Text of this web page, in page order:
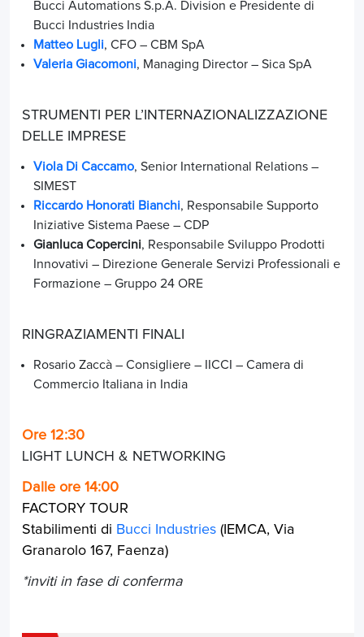
Bucci Automations S.p.A. Division e Presidente di
Bucci Industries India
Matteo Lugli, CFO – CBM SpA
Valeria Giacomoni, Managing Director – Sica SpA
STRUMENTI PER L’INTERNAZIONALIZZAZIONE
DELLE IMPRESE
Viola Di Caccamo, Senior International Relations –
SIMEST
Riccardo Honorati Bianchi, Responsabile Supporto
Iniziative Sistema Paese – CDP
Gianluca Copercini, Responsabile Sviluppo Prodotti
Innovativi – Direzione Generale Servizi Professionali e
Formazione – Gruppo 24 ORE
RINGRAZIAMENTI FINALI
Rosario Zaccà – Consigliere – IICCI – Camera di
Commercio Italiana in India
Ore 12:30
LIGHT LUNCH & NETWORKING
Dalle ore 14:00
FACTORY TOUR
Stabilimenti di Bucci Industries (IEMCA, Via
Granarolo 167, Faenza)
*inviti in fase di conferma